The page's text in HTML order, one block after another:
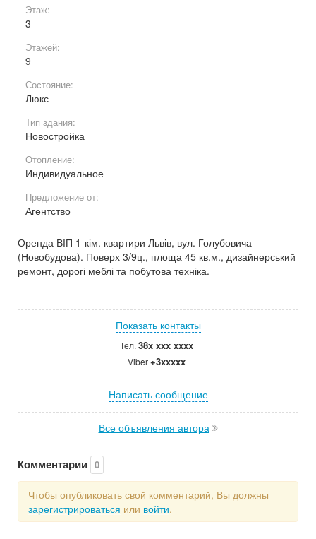
Этаж:
3
Этажей:
9
Состояние:
Люкс
Тип здания:
Новостройка
Отопление:
Индивидуальное
Предложение от:
Агентство
Оренда ВІП 1-кім. квартири Львів, вул. Голубовича
(Новобудова). Поверх 3/9ц., площа 45 кв.м., дизайнерський
ремонт, дорогі меблі та побутова техніка.
Показать контакты
Тел.38x xxx xxxx
Viber+3xxxxx
Написать сообщение
Все объявления автора
Комментарии 0
Чтобы опубликовать свой комментарий, Вы должны
зарегистрироваться или войти.